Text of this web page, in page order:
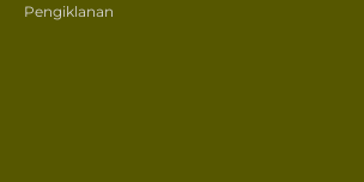
Pengiklanan